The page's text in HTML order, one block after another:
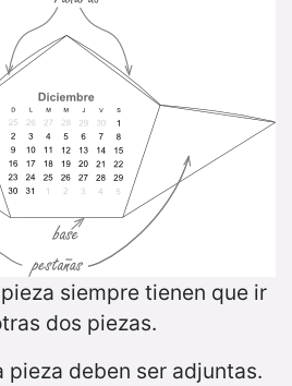
siempre tienen que ir
dos piezas.
pieza deben ser adjuntas.